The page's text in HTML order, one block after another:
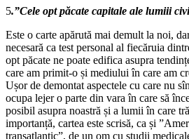
5.”Cele opt păcate capitale ale lumiii
Este o carte apărută mai demult la noi,
necesară ca test personal al fiecăruia
opt păcate ne poate edifica asupra
care am primit-o și mediului în care am
Ușor de demontat aspectele cu care nu
ocupa lejer o parte din vara în care să
posibil asupra noastră și a lumii în care
importanță, cartea este scrisă, ca și
transatlantic”, de un om cu studii